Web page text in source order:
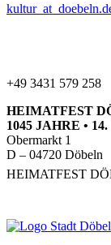
kultur_at_
+49 3431 579 258
HEIMATFEST
1045 JAHRE •
Obermarkt 1
D – 04720 Döbeln
HEIMATFEST